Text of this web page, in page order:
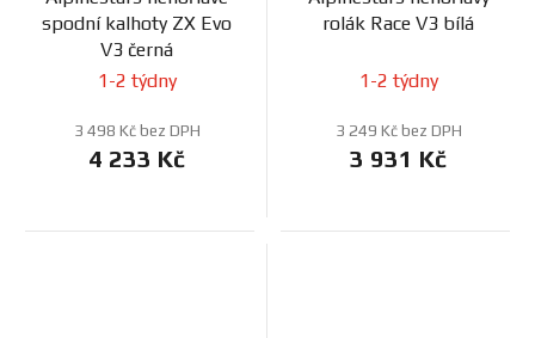
spodní kalhoty ZX Evo
V3 černá
1-2 týdny
3 498 Kč bez DPH
4 233 Kč
rolák Race V3 bílá
1-2 týdny
3 249 Kč bez DPH
3 931 Kč